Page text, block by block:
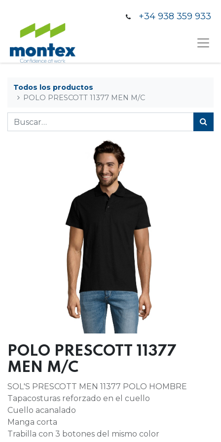
+34 938 359 933
Todos los productos
POLO PRESCOTT 11377 MEN M/C
POLO PRESCOTT 11377
MEN M/C
SOL'S PRESCOTT MEN 11377 POLO HOMBRE
Tapacosturas reforzado en el cuello
Cuello acanalado
Manga corta
Trabilla con 3 botones del mismo color